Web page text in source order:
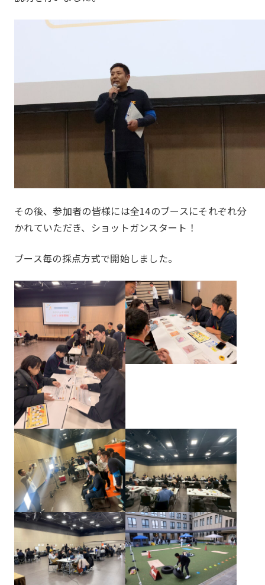
JOC ビジネススクール
河原町部会
洛北部会
西陣・北野部会
北大路部会
洛中部会
東九部会
吉祥院部会
長岡部会
口丹部会
伏見部会
山科部会
大阪部会
近江部会
嵯峨野部会
洛南部会
メンバー Members
本部幹事団
プロジェクトリーダー
部会長
委員会 Committee
その後、参加者の皆様には全14のブースにそれぞれ分
かれていただき、ショットガンスタート！
ブース毎の採点方式で開始しました。